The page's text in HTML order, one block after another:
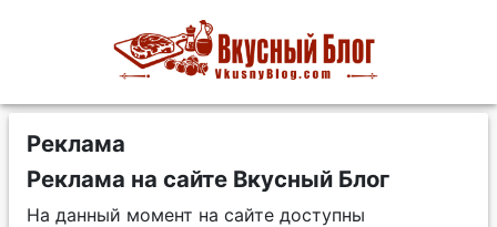
Реклама
Реклама на сайте Вкусный Блог
На данный момент на сайте доступны